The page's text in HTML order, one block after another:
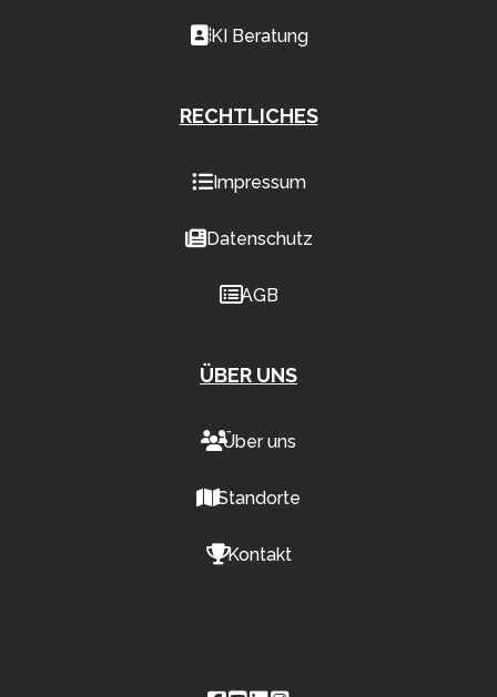
KI Beratung
RECHTLICHES
Impressum
Datenschutz
AGB
ÜBER UNS
Über uns
Standorte
Kontakt